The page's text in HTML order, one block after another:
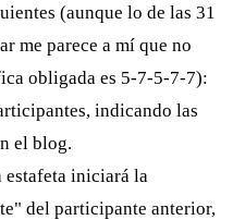
(aunque lo de las 31
me parece a mí que no
obligada es 5-7-5-7-7):
indicando las
el blog.
estafeta iniciará la
del participante anterior,